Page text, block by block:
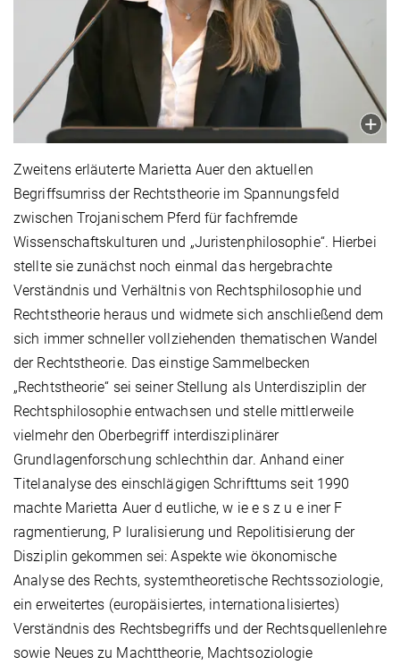
Zweitens erläuterte Marietta Auer den aktuellen
Begriffsumriss der Rechtstheorie im Spannungsfeld
zwischen Trojanischem Pferd für fachfremde
Wissenschaftskulturen und „Juristenphilosophie“. Hierbei
stellte sie zunächst noch einmal das hergebrachte
Verständnis und Verhältnis von Rechtsphilosophie und
Rechtstheorie heraus und widmete sich anschließend dem
sich immer schneller vollziehenden thematischen Wandel
der Rechtstheorie. Das einstige Sammelbecken
„Rechtstheorie“ sei seiner Stellung als Unterdisziplin der
Rechtsphilosophie entwachsen und stelle mittlerweile
vielmehr den Oberbegriff interdisziplinärer
Grundlagenforschung schlechthin dar. Anhand einer
Titelanalyse des einschlägigen Schrifttums seit 1990
machte Marietta Auer d eutliche, w ie e s z u e iner F
ragmentierung, P luralisierung und Repolitisierung der
Disziplin gekommen sei: Aspekte wie ökonomische
Analyse des Rechts, systemtheoretische Rechtssoziologie,
ein erweitertes (europäisiertes, internationalisiertes)
Verständnis des Rechtsbegriffs und der Rechtsquellenlehre
sowie Neues zu Machttheorie, Machtsoziologie